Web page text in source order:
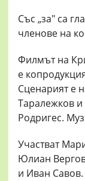
Със „за" са
членове на
Филмът на
е
Сценарият е
Таралежков
Родригес.
Участват
Юлиан
и Иван Савов.